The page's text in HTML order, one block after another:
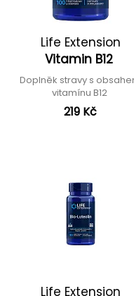
Life Extension
Vitamin B12
Doplněk stravy s
vitamínu B12
219 Kč
Life Extension